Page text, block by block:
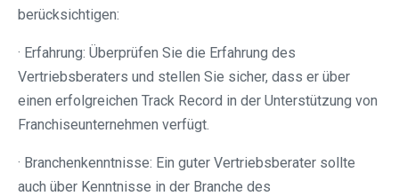
berücksichtigen:
· Erfahrung: Überprüfen Sie die Erfahrung des
Vertriebsberaters und stellen Sie sicher, dass er über
einen erfolgreichen Track Record in der Unterstützung von
Franchiseunternehmen verfügt.
· Branchenkenntnisse: Ein guter Vertriebsberater sollte
auch über Kenntnisse in der Branche des